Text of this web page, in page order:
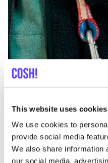
This website uses cookies
We use cookies to
provide social media
We also share information
our social media,